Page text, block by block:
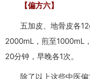
【偏方六】
五加皮、地骨皮各
2000mL，煎至1000mL
20分钟，早晚各1次。
除了以上这些中医偏